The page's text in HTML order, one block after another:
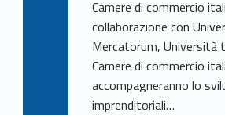
Camere di commercio
collaborazione con
Mercatorum, Università
Camere di commercio
accompagneranno lo
imprenditoriali…